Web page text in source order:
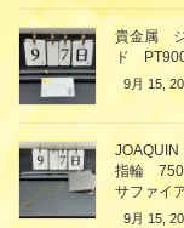
貴金属
ド
9月 15,
指輪
サファイ
9月 15,